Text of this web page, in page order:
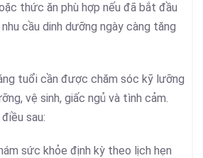
thức ăn phù hợp nếu đã bắt đầu
cầu dinh dưỡng ngày càng tăng
tuổi cần được chăm sóc kỹ lưỡng
vệ sinh, giấc ngủ và tình cảm.
sau:
sức khỏe định kỳ theo lịch hẹn